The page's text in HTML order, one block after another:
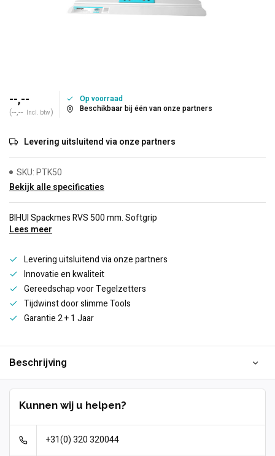
--,--
(--,-- Incl. btw)
Op voorraad
Beschikbaar bij één van onze partners
Levering uitsluitend via onze partners
SKU: PTK50
Bekijk alle specificaties
BIHUI Spackmes RVS 500 mm. Softgrip
Lees meer
Levering uitsluitend via onze partners
Innovatie en kwaliteit
Gereedschap voor Tegelzetters
Tijdwinst door slimme Tools
Garantie 2 + 1 Jaar
Beschrijving
Kunnen wij u helpen?
+31(0) 320 320044